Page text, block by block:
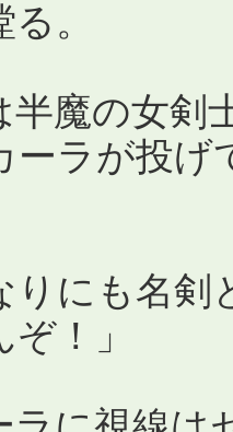
。
魔の女剣
ーラが投
りにも名
！」